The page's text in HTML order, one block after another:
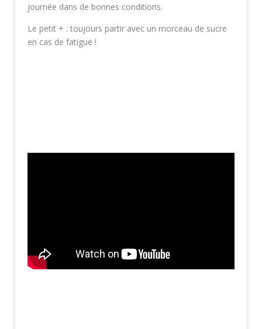
journée dans de bonnes conditions.
Le petit + : toujours partir avec un morceau de sucre
en cas de fatigue !